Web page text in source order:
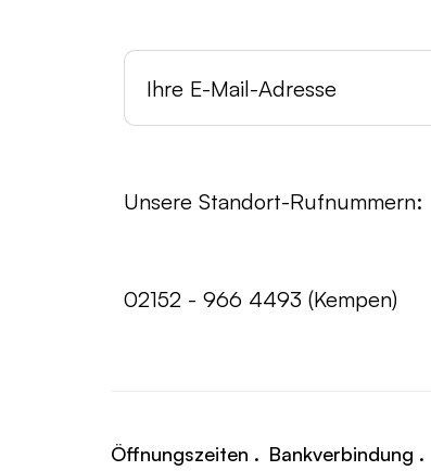
Unsere Standort-Rufnummern:
02152 - 966 4493 (Kempen)
Öffnungszeiten . Bankverbindung .